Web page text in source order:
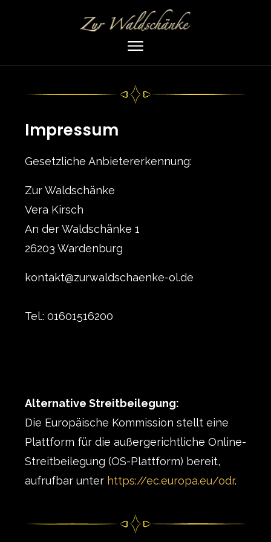
Impressum
Gesetzliche Anbietererkennung:
Zur Waldschänke
Vera Kirsch
An der Waldschänke 1
26203 Wardenburg
kontakt@zurwaldschaenke-ol.de
Tel.: 01601516200
Alternative Streitbeilegung:
Die Europäische Kommission stellt eine
Plattform für die außergerichtliche Online-
Streitbeilegung (OS-Plattform) bereit,
aufrufbar unter https://ec.europa.eu/odr.